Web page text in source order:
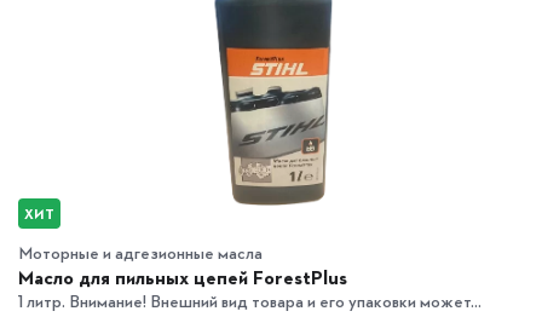
ХИТ
Моторные и адгезионные масла
Масло для пильных цепей ForestPlus
1 литр. Внимание! Внешний вид товара и его упаковки может...